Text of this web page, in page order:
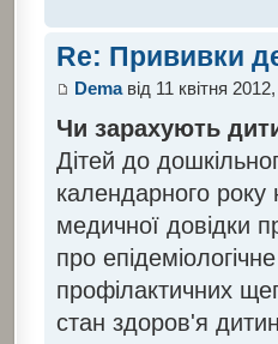
Re: Прививки
Demaвід 11 квітня
Чи зарахують
Дітей до
календарного року
медичної довідки
про
профілактичних
стан здоров'я